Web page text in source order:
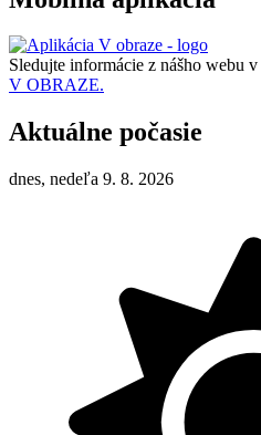
Sledujte informácie z nášho webu v
V OBRAZE.
Aktuálne počasie
dnes, nedeľa 9. 8. 2026